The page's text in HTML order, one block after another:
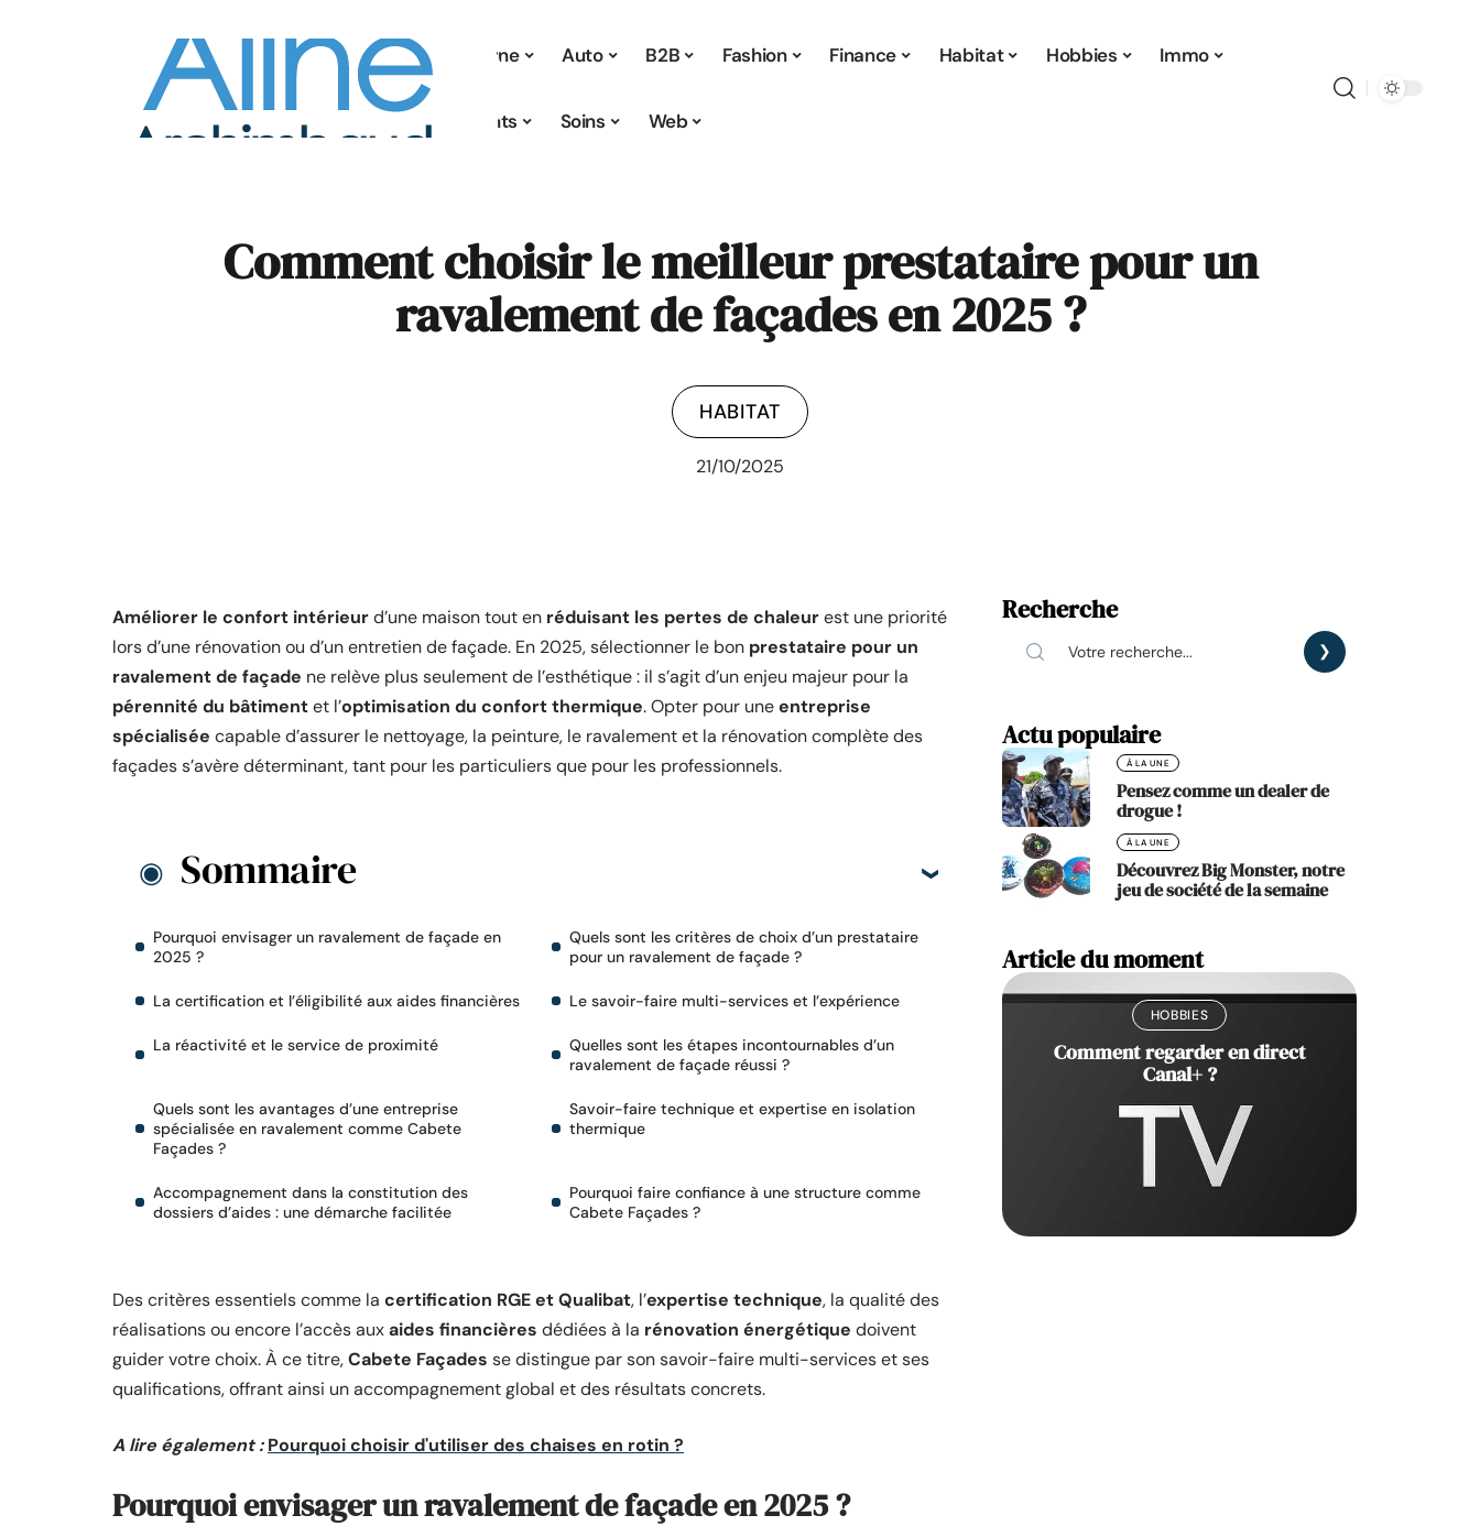
À la une Auto B2B Fashion Finance Habitat Hobbies Immo
Parents Soins Web
Comment choisir le meilleur prestataire pour un
ravalement de façades en 2025 ?
HABITAT
21/10/2025
Améliorer le confort intérieurd’une maison tout en réduisant les pertes de chaleurest une priorité
lors d’une rénovation ou d’un entretien de façade. En 2025, sélectionner le bon prestataire pour un
ravalement de façade ne relève plus seulement de l’esthétique : il s’agit d’un enjeu majeur pour la
pérennité du bâtimentet l’optimisation du confort thermique. Opter pour uneentreprise
spécialisée capable d’assurer le nettoyage, la peinture, le ravalement et la rénovation complète des
façades s’avère déterminant, tant pour les particuliers que pour les professionnels.
Sommaire
Pourquoi envisager un ravalement de façade en
2025 ?
Quels sont les critères de choix d’un prestataire
pour un ravalement de façade ?
La certification et l’éligibilité aux aides financières Le savoir-faire multi-services et l’expérience
La réactivité et le service de proximité
Quelles sont les étapes incontournables d’un
ravalement de façade réussi ?
Quels sont les avantages d’une entreprise
spécialisée en ravalement comme Cabete
Façades ?
Savoir-faire technique et expertise en isolation
thermique
Accompagnement dans la constitution des
dossiers d’aides : une démarche facilitée
Pourquoi faire confiance à une structure comme
Cabete Façades ?
Des critères essentiels comme la certification RGE et Qualibat, l’expertise technique, la qualité des
réalisations ou encore l’accès auxaides financières dédiées à la rénovation énergétique doivent
guider votre choix. À ce titre,Cabete Façades se distingue par son savoir-faire multi-services et ses
qualifications, offrant ainsi un accompagnement global et des résultats concrets.
A lire également : Pourquoi choisir d'utiliser des chaises en rotin ?
Pourquoi envisager un ravalement de façade en 2025 ?
Recherche
Actu populaire
À LA UNE
Pensez comme un dealer de
drogue !
À LA UNE
Découvrez Big Monster, notre
jeu de société de la semaine
Article du moment
HOBBIES
Comment regarder en direct
Canal+ ?